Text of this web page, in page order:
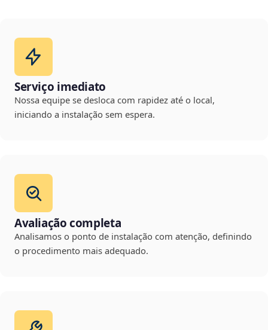
Serviço imediato
Nossa equipe se desloca com rapidez até o local,
iniciando a instalação sem espera.
Avaliação completa
Analisamos o ponto de instalação com atenção, definindo
o procedimento mais adequado.